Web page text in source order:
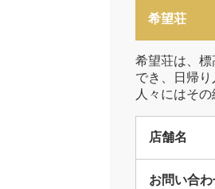
希望荘
希望荘は、
でき、日帰
人々にはそ
店舗名
お問い合わ